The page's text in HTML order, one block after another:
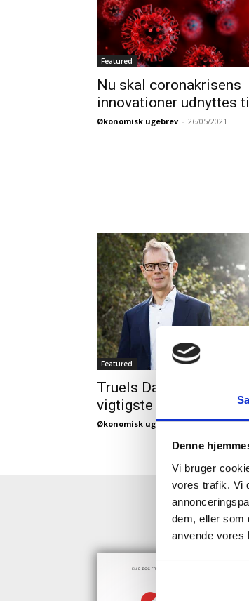
Denne
Vi bruger
vores trafik. Vi
dem, eller som
anvende vores
Featured
Nu skal coronakrisens
innovationer udnyttes
Økonomisk ugebrev - 26/05/2021
Featured
Truels Damsgaard: Her
vigtigste
Økonomisk ugebrev - 22/05/2021